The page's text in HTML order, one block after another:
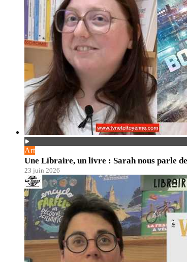
Art
Une Libraire, un livre : Sarah nous parle
23 juin 2026